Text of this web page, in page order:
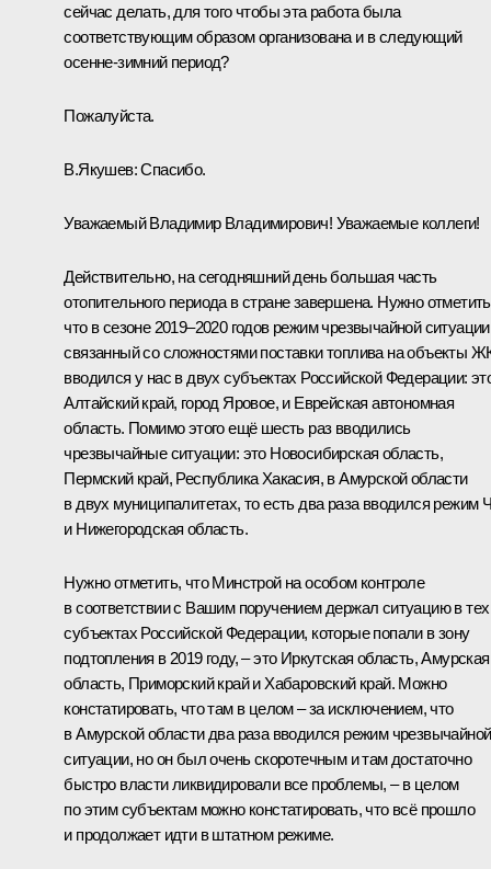
сейчас делать, для того чтобы эта работа была
соответствующим образом организована и в следующий
осенне-зимний период?
Пожалуйста.
В.Якушев:Спасибо.
Уважаемый Владимир Владимирович! Уважаемые коллеги!
Действительно, на сегодняшний день большая часть
отопительного периода в стране завершена. Нужно
что в сезоне 2019–2020 годов режим чрезвычайной
связанный со сложностями поставки топлива на объекты
вводился у нас в двух субъектах Российской Федерации:
Алтайский край, город Яровое, и Еврейская автономная
область. Помимо этого ещё шесть раз вводились
чрезвычайные ситуации: это Новосибирская область,
Пермский край, Республика Хакасия, в Амурской области
в двух муниципалитетах, то есть два раза вводился режим
и Нижегородская область.
Нужно отметить, что Минстрой на особом контроле
в соответствии с Вашим поручением держал ситуацию в тех
субъектах Российской Федерации, которые попали в зону
подтопления в 2019 году, – это Иркутская область, Амурская
область, Приморский край и Хабаровский край. Можно
констатировать, что там в целом – за исключением, что
в Амурской области два раза вводился режим чрезвычайной
ситуации, но он был очень скоротечным и там достаточно
быстро власти ликвидировали все проблемы, – в целом
по этим субъектам можно констатировать, что всё прошло
и продолжает идти в штатном режиме.